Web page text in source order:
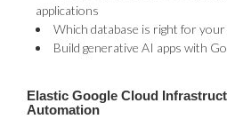
applications
Which database is right for your
Build generative AI apps with
Elastic Google Cloud
Automation